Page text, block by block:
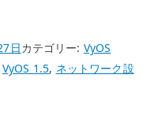
日カテゴリー: VyOS
VyOS 1.5, ネットワーク設